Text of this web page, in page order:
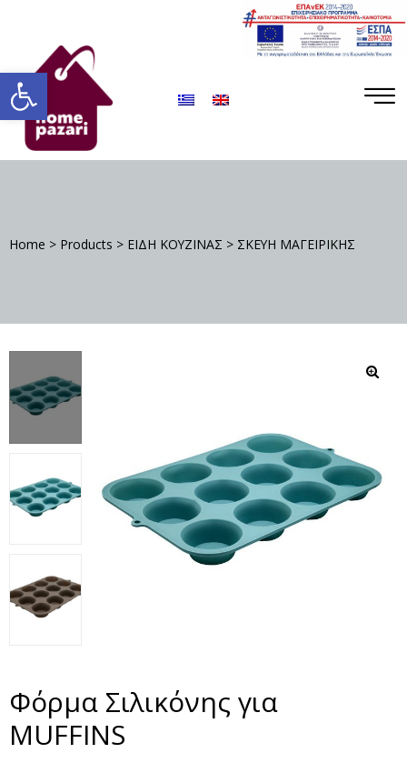
Ανοίξτε τη γραμμή εργαλείων
Home > Products > ΕΙΔΗ ΚΟΥΖΙΝΑΣ > ΣΚΕΥΗ ΜΑΓΕΙΡΙΚΗΣ
Φόρμα Σιλικόνης για
MUFFINS